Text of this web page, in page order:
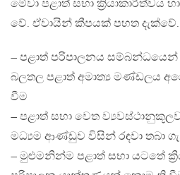
මේවා පළාත් සභා ක්‍රියාකාරීත්වය
වේ. ඒවායින් කීපයක් පහත දැක්වේ.
– පළාත් පරිපාලනය
බලතල පළාත් අමාත්‍ය මණ්ඩලය
වීම
– පළාත් සභා වෙත
මධ්‍යම ආණ්ඩුව විසින් රඳවා තබා
– මුළුමනින්ම පළාත් සභා යටතේ